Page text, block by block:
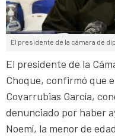
El presidente de la cámara de
El presidente de la
Choque, confirmó que
Covarrubias García,
denunciado por haber
Noemí, la menor de